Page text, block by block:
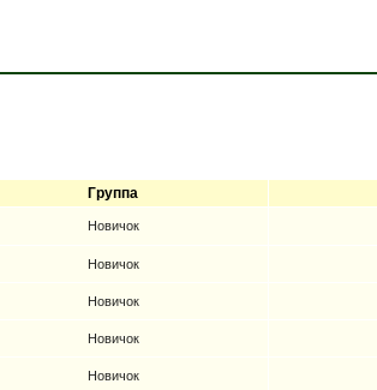
Группа
Новичок
Новичок
Новичок
Новичок
Новичок